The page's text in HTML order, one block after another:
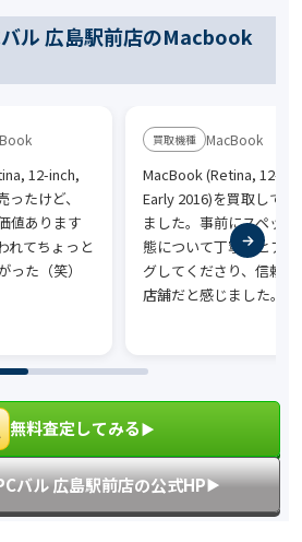
ル 広島駅前店のMacbook
12-inch,
ったけど、
値あります
れてちょっと
った（笑）
MacBook
MacBook (Retina, 12-
Early 2016)を買取しても
ました。事前にスペック
態について丁寧にヒア
グしてくださり、信頼で
店舗だと感じました。
無料査定してみる▶︎
バル 広島駅前店の公式HP▶︎